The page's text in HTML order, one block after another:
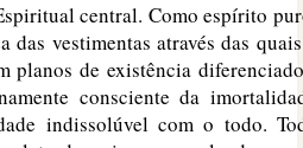
central. Como espírito
das vestimentas através das
planos de existência
consciente da
indissolúvel com o todo.